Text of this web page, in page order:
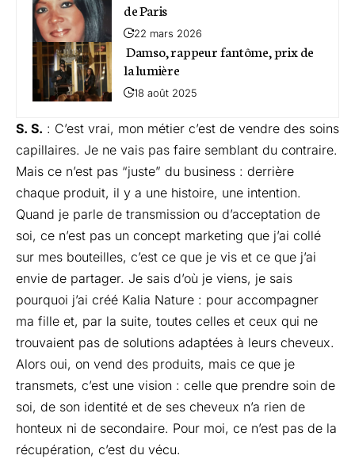
de Paris
22 mars 2026
Damso, rappeur fantôme, prix de
la lumière
18 août 2025
S. S. : C’est vrai, mon métier c’est de vendre des soins
capillaires. Je ne vais pas faire semblant du contraire.
Mais ce n’est pas “juste” du business : derrière
chaque produit, il y a une histoire, une intention.
Quand je parle de transmission ou d’acceptation de
soi, ce n’est pas un concept marketing que j’ai collé
sur mes bouteilles, c’est ce que je vis et ce que j’ai
envie de partager. Je sais d’où je viens, je sais
pourquoi j’ai créé Kalia Nature : pour accompagner
ma fille et, par la suite, toutes celles et ceux qui ne
trouvaient pas de solutions adaptées à leurs cheveux.
Alors oui, on vend des produits, mais ce que je
transmets, c’est une vision : celle que prendre soin de
soi, de son identité et de ses cheveux n’a rien de
honteux ni de secondaire. Pour moi, ce n’est pas de la
récupération, c’est du vécu.